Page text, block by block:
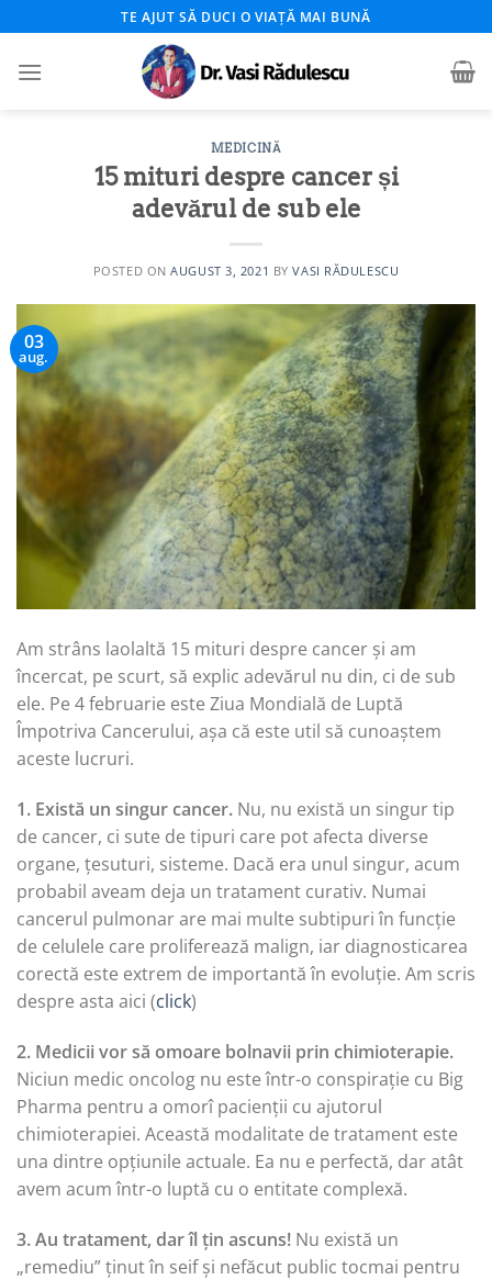
to
content
TE AJUT SĂ DUCI O VIAȚĂ MAI BUNĂ
MEDICINĂ
15 mituri despre cancer și
adevărul de sub ele
POSTED ONAUGUST 3, 2021 BYVASI RĂDULESCU
03
aug.
Am strâns laolaltă 15 mituri despre cancer și am
încercat, pe scurt, să explic adevărul nu din, ci de sub
ele. Pe 4 februarie este Ziua Mondială de Luptă
Împotriva Cancerului, așa că este util să cunoaștem
aceste lucruri.
1. Există un singur cancer. Nu, nu există un singur tip
de cancer, ci sute de tipuri care pot afecta diverse
organe, țesuturi, sisteme. Dacă era unul singur, acum
probabil aveam deja un tratament curativ. Numai
cancerul pulmonar are mai multe subtipuri în funcție
de celulele care proliferează malign, iar diagnosticarea
corectă este extrem de importantă în evoluție. Am scris
despre asta aici (click)
2. Medicii vor să omoare bolnavii prin chimioterapie.
Niciun medic oncolog nu este într-o conspirație cu Big
Pharma pentru a omorî pacienții cu ajutorul
chimioterapiei. Această modalitate de tratament este
una dintre opțiunile actuale. Ea nu e perfectă, dar atât
avem acum într-o luptă cu o entitate complexă.
3. Au tratament, dar îl țin ascuns! Nu există un
„remediu” ținut în seif și nefăcut public tocmai pentru